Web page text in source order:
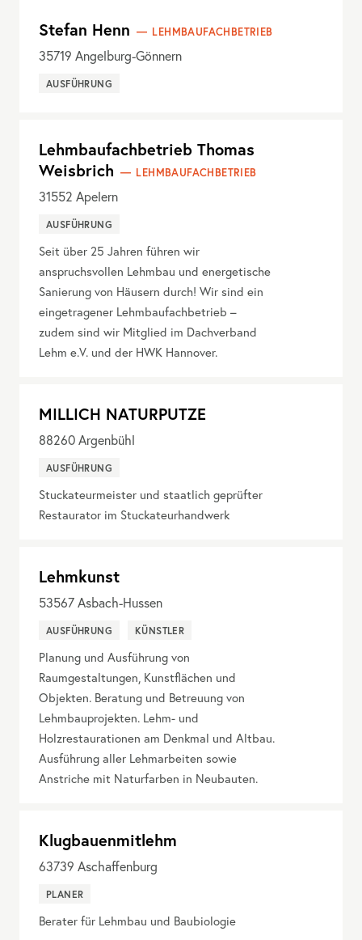
Stefan Henn LEHMBAUFACHBETRIEB
35719 Angelburg-Gönnern
AUSFÜHRUNG
Lehmbaufachbetrieb Thomas
Weisbrich
LEHMBAUFACHBETRIEB
31552 Apelern
AUSFÜHRUNG
Seit über 25 Jahren führen wir
anspruchsvollen Lehmbau und energetische
Sanierung von Häusern durch! Wir sind ein
eingetragener Lehmbaufachbetrieb –
zudem sind wir Mitglied im Dachverband
Lehm e.V. und der HWK Hannover.
MILLICH NATURPUTZE
88260Argenbühl
AUSFÜHRUNG
Stuckateurmeister und staatlich geprüfter
Restaurator im Stuckateurhandwerk
Lehmkunst
53567Asbach-Hussen
AUSFÜHRUNG KÜNSTLER
Planung und Ausführung von
Raumgestaltungen, Kunstflächen und
Objekten. Beratung und Betreuung von
Lehmbauprojekten. Lehm- und
Holzrestaurationen am Denkmal und Altbau.
Ausführung aller Lehmarbeiten sowie
Anstriche mit Naturfarben in Neubauten.
Klugbauenmitlehm
63739 Aschaffenburg
PLANER
Berater für Lehmbau und Baubiologie